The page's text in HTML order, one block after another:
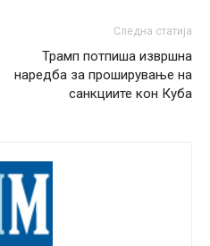
Следна статија
Трамп потпиша извршна
наредба за проширување на
санкциите кон Куба